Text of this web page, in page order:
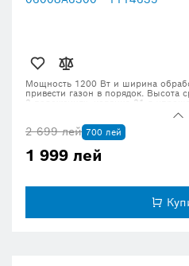
Мощность 1200 Вт и ширина
привести газон в порядок. Высота
3 положениях, корзина 31 л
участков. Оригинальный товар,
2 699 лей 700 лей
1 999 лей